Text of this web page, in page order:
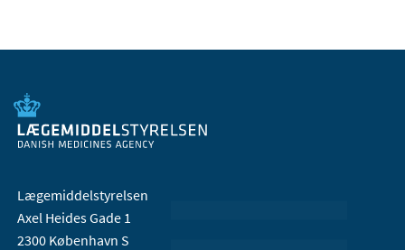
Lægemiddelstyrelsen
Axel Heides Gade 1
2300 København S